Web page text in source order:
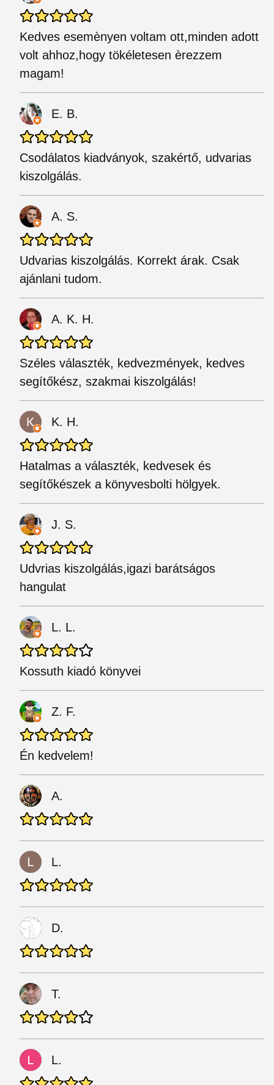
Kedves esemènyen voltam ott,minden adott
volt ahhoz,hogy tökéletesen èrezzem
magam!
E. B.
Csodálatos kiadványok, szakértő, udvarias
kiszolgálás.
A. S.
Udvarias kiszolgálás. Korrekt árak. Csak
ajánlani tudom.
A. K. H.
Széles választék, kedvezmények, kedves
segítőkész, szakmai kiszolgálás!
K. H.
Hatalmas a választék, kedvesek és
segítőkészek a könyvesbolti hölgyek.
J. S.
Udvrias kiszolgálás,igazi barátságos
hangulat
L. L.
Kossuth kiadó könyvei
Z. F.
Én kedvelem!
A.
L.
D.
T.
L.